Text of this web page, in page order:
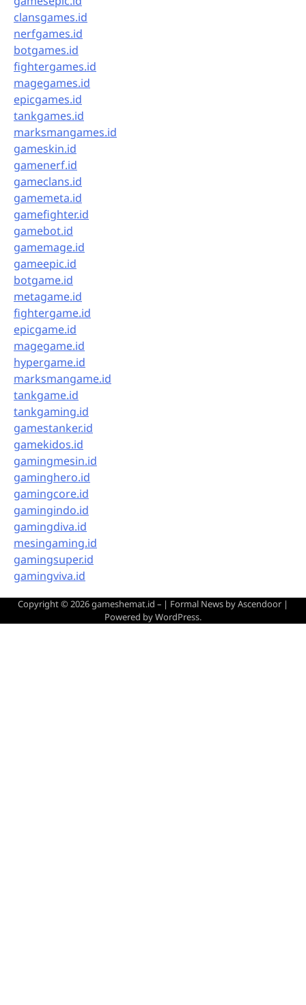
clansgames.id
nerfgames.id
botgames.id
fightergames.id
magegames.id
epicgames.id
tankgames.id
marksmangames.id
gameskin.id
gamenerf.id
gameclans.id
gamemeta.id
gamefighter.id
gamebot.id
gamemage.id
gameepic.id
botgame.id
metagame.id
fightergame.id
epicgame.id
magegame.id
hypergame.id
marksmangame.id
tankgame.id
tankgaming.id
gamestanker.id
gamekidos.id
gamingmesin.id
gaminghero.id
gamingcore.id
gamingindo.id
gamingdiva.id
mesingaming.id
gamingsuper.id
gamingviva.id
Copyright © 2026gameshemat.id – | Formal News byAscendoor |
Powered byWordPress.